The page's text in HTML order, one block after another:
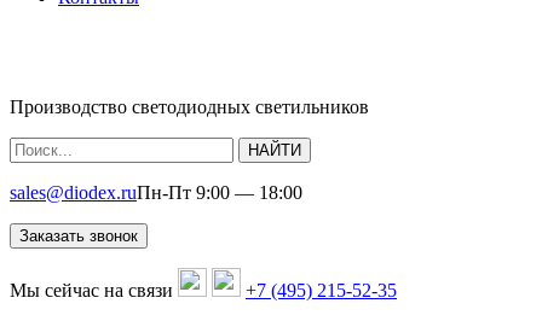
Производство светодиодных светильников
НАЙТИ
sales@diodex.ruПн-Пт 9:00 — 18:00
Заказать звонок
Мы сейчас на связи +7 (495) 215-52-35